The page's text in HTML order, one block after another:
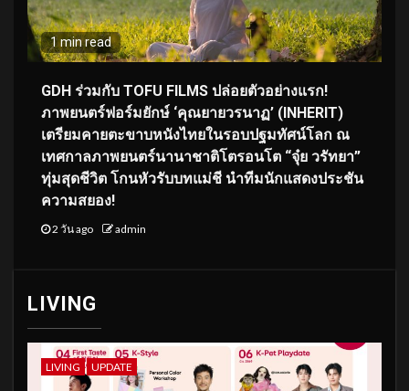
1 min read
GDH ร่วมกับ TOFU FILMS ปล่อยตัวอย่างแรก!
ภาพยนตร์ฟอร์มยักษ์ ‘คุณยายวรนาฏ’ (INHERIT)
เตรียมคายตะขาบหนังไทยในรอบปฐมทัศน์โลก ณ
เทศกาลภาพยนตร์นานาชาติโตรอนโต “จุ๋ย วรัทยา”
ทุ่มสุดชีวิต โกนหัวรับบทแม่ชี นำทีมนักแสดงประชัน
ความสยอง!
2 วัน ago admin
LIVING
LIVING UPDATE